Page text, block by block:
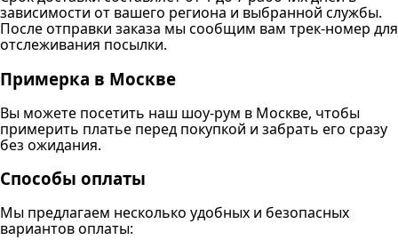
зависимости от вашего региона и выбранной службы.
После отправки заказа мы сообщим вам трек-номер для
отслеживания посылки.
Примерка в Москве
Вы можете посетить наш шоу-рум в Москве, чтобы
примерить платье перед покупкой и забрать его сразу
без ожидания.
Способы оплаты
Мы предлагаем несколько удобных и безопасных
вариантов оплаты: